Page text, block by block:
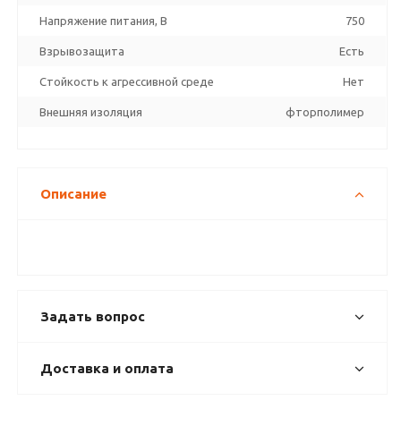
Напряжение питания, В 750
Взрывозащита Есть
Стойкость к агрессивной среде Нет
Внешняя изоляция фторполимер
Описание
Задать вопрос
Доставка и оплата